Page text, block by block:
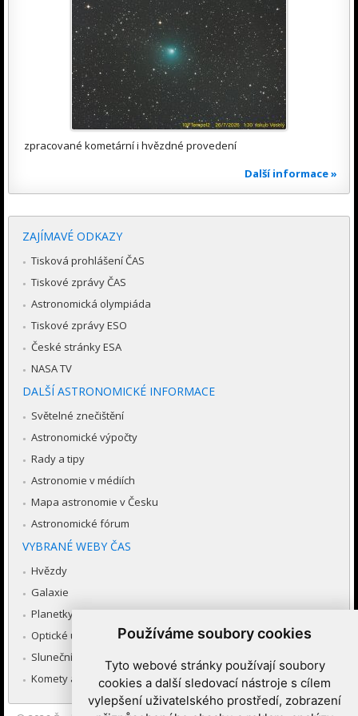
Používáme soubory cookies
Tyto webové stránky používají soubory
cookies a další sledovací nástroje s cílem
vylepšení uživatelského prostředí, zobrazení
zpracované kometární i hvězdné provedení
Další informace »
ZAJÍMAVÉ ODKAZY
Tisková prohlášení ČAS
Tiskové zprávy ČAS
Astronomická olympiáda
Tiskové zprávy ESO
České stránky ESA
NASA TV
DALŠÍ ASTRONOMICKÉ INFORMACE
Světelné znečištění
Astronomické výpočty
Rady a tipy
Astronomie v médiích
Mapa astronomie v Česku
Astronomické fórum
VYBRANÉ WEBY ČAS
Hvězdy
Galaxie
Planetky
Optické úkazy v atmosféře
Sluneční soustava
Komety a meteory